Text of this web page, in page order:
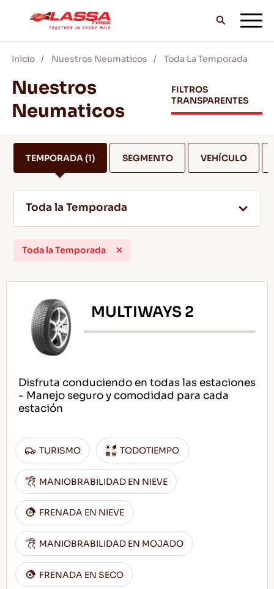
TODOS LOS NEUMÁTICOS LASSA
DISTRIBUIDORES
Consejos Para conducir En La Nieve
LEER MAS
Inicio Nuestros Neumaticos Toda La Temporada
Nuestros
Neumaticos
FILTROS
TRANSPARENTES
TEMPORADA(1) SEGMENTO VEHÍCULO
Toda la Temporada
Toda la Temporada
MULTIWAYS 2
Disfruta conduciendo en todas las estaciones
- Manejo seguro y comodidad para cada
estación
TURISMO TODOTIEMPO
MANIOBRABILIDAD EN NIEVE
FRENADA EN NIEVE
MANIOBRABILIDAD EN MOJADO
FRENADA EN SECO